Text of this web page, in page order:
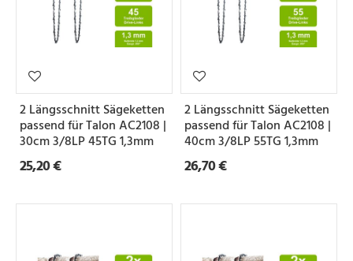
2 Längsschnitt Sägeketten
passend für Talon AC2108 |
30cm 3/8LP 45TG 1,3mm
25,20 €
2 Längsschnitt Sägeketten
passend für Talon AC2108 |
40cm 3/8LP 55TG 1,3mm
26,70 €